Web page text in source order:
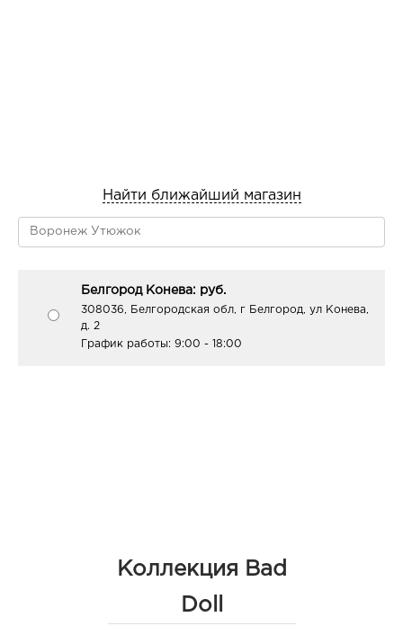
Найти ближайший магазин
Белгород Конева: руб.
308036, Белгородская обл, г Белгород, ул Конева,
д. 2
График работы: 9:00 - 18:00
Коллекция Bad
Doll